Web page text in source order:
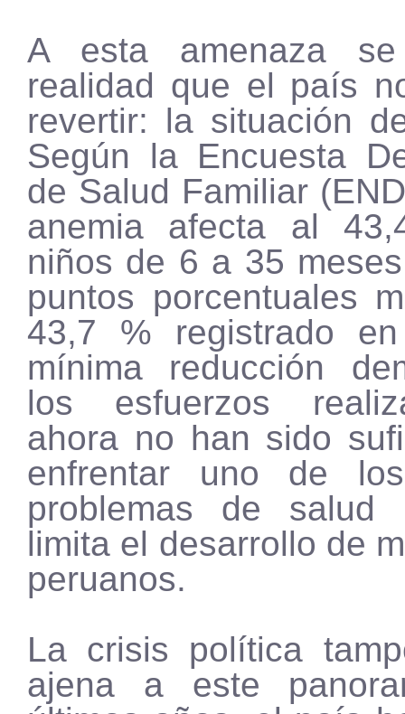
A esta amenaza
realidad que el país
revertir: la situación
Según la Encuesta
de Salud Familiar
anemia afecta al
niños de 6 a 35
puntos porcentuales
43,7 % registrado
mínima reducción
los esfuerzos
ahora no han sido
enfrentar uno de
problemas de salud
limita el desarrollo de
peruanos.
La crisis política
ajena a este